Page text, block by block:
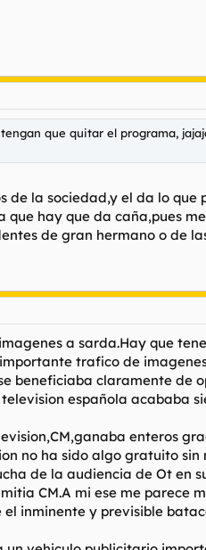
que quitar el programa,
la sociedad,y el da lo que
hay que da caña,pues
de gran hermano o de
a sarda.Hay que
trafico de
beneficiaba claramente de
española acababa
enteros
no ha sido algo gratuito
de la audiencia de Ot en
CM.A mi ese me parece
inminente y previsible